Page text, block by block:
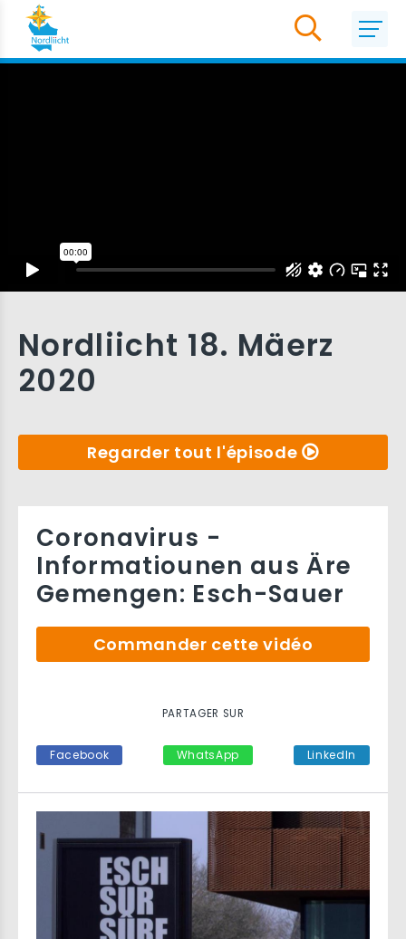
Nordliicht 18. Mäerz
2020
Regarder tout l'épisode
Coronavirus -
Informatiounen aus Äre
Gemengen: Esch-Sauer
Commander cette vidéo
PARTAGER SUR
Facebook WhatsApp LinkedIn